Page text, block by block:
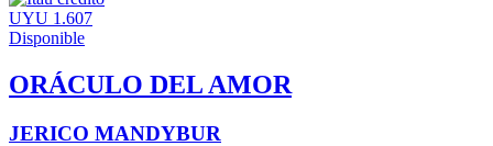
UYU 1.607
Disponible
ORÁCULO DEL AMOR
JERICO MANDYBUR